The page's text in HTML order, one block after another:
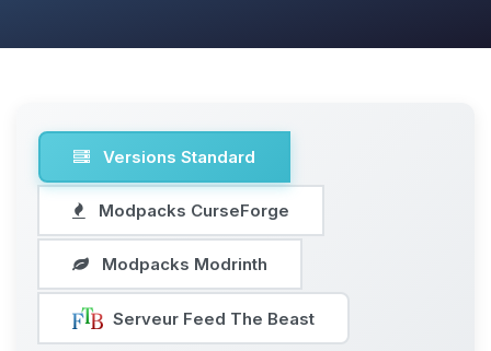
Versions Standard
Modpacks CurseForge
Modpacks Modrinth
Serveur Feed The Beast